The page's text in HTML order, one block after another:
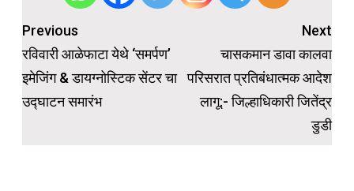
Post
navigation
Previous
रविवारी आळेफाटा येथे ‘समर्पण’
इमेजिंग & डायग्नोस्टिक सेंटर चा
उद्घाटन समारंभ
Next
चासकमान डावा कालवा
परिसरात प्रतिबंधात्मक आदेश
लागू:- जिल्हाधिकारी जितेंद्र
डुडी